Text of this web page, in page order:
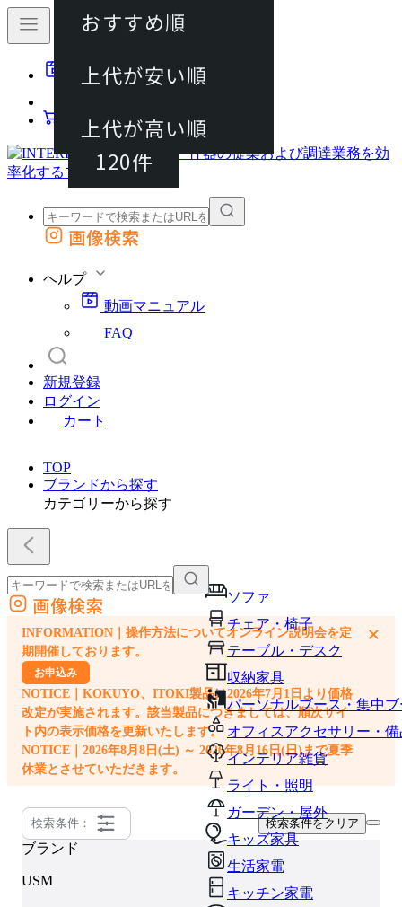
動画マニュアル
カート
外部サイトの商品をカートに追加
画像検索
ヘルプ
動画マニュアル
FAQ
新規登録
ログイン
カート
TOP
ブランドから探す
カテゴリーから探す
ソファ
チェア・椅子
テーブル・デスク
収納家具
パーソナルブース・集中
オフィスアクセサリー・備
インテリア雑貨
ライト・照明
ガーデン・屋外
キッズ家具
生活家電
キッチン家電
外部サイトの商品をカートに追加
他のサイトで見つけた商品ページのURLを貼り付けて、カートに追加できます
画像検索
INFORMATION｜操作方法についてオンライン説明会を定
期開催しております。
お申込み
NOTICE｜KOKUYO、ITOKI製品は2026年7月1日より価格
改定が実施されます。該当製品につきましては、順次サイ
ト内の表示価格を更新いたします。
NOTICE｜2026年8月8日(土) ～ 2026年8月16日(日)まで夏季
休業とさせていただきます。
×
検索条件： 検索条件をクリア
ブランド
USM
120件
おすすめ順
上代が安い順
上代が高い順